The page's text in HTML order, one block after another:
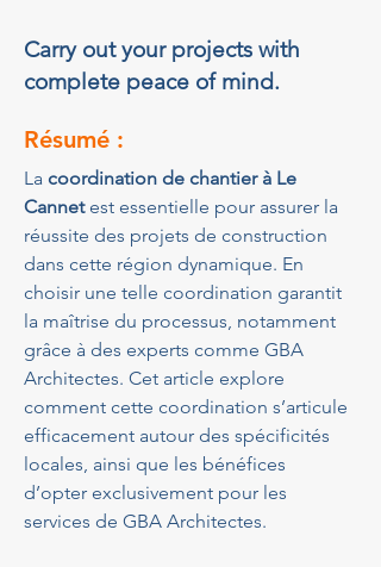
Carry out your projects with
complete peace of mind.
Résumé :
La coordination de chantier à Le
Cannet est essentielle pour assurer la
réussite des projets de construction
dans cette région dynamique. En
choisir une telle coordination garantit
la maîtrise du processus, notamment
grâce à des experts comme GBA
Architectes. Cet article explore
comment cette coordination s’articule
efficacement autour des spécificités
locales, ainsi que les bénéfices
d’opter exclusivement pour les
services de GBA Architectes.